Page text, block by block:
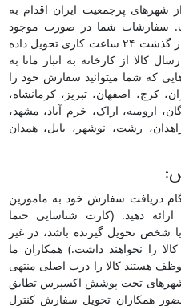
شهرهای پرجمعیت ایران اقدام به
سفارشات شما در صورت موجود
بودن در انبار، طبق شرایط زیر پس از گذشت ۲۴ ساعت کاری تحویل داده
کالا از کارخانه به انبار مانا به
که شما میتوانید سفارش خود را
کرج، اصفهان، تبریز، کرمانشاه،
ارومیه، اراک، خرم آباد، مشهد،
رشت، نوشهر، بابل، همدان
دریافت سفارش خود به مامورین
دهید. (کارت شناسایی حتما
شخص تحویل گیرنده باشد، در غیر
را نخواهند داشت.) همکاران ما
هستند کالا را درب اصلی منتهی
شهرهای تحت پوشش اکسپرس تطابق
همکاران تحویل سفارش کنترل